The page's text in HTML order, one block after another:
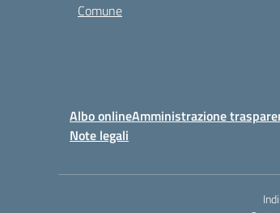
Comune
Albo onlineAmministrazione
Note legali